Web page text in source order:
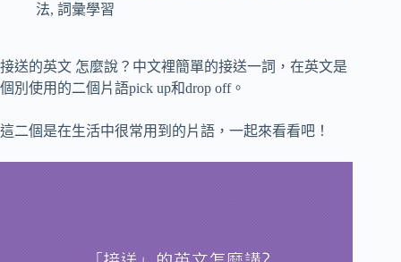
法, 詞彙學習
接送的英文 怎麼說？中文裡簡單的接送一詞，在英文是
個別使用的二個片語pick up和drop off。
這二個是在生活中很常用到的片語，一起來看看吧！